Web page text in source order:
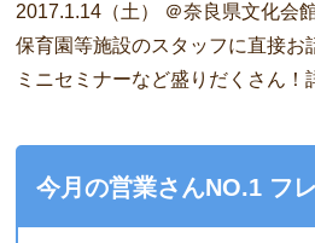
2017.1.14（土） ＠奈良県文化会
保育園等施設のスタッフに直接
ミニセミナーなど盛りだくさん
今月の営業さんNO.1 フ